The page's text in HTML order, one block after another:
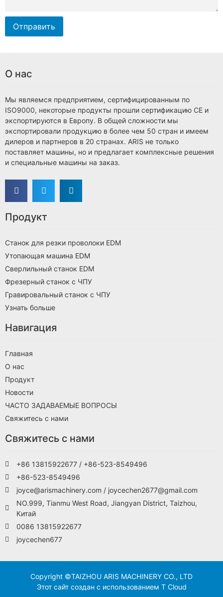
Отправить
О нас
Мы являемся предприятием, сертифицированным по
ISO9000, некоторые продукты прошли сертификацию CE и
экспортируются в Европу. В общей сложности мы
экспортировали продукцию в более чем 50 стран и имеем
дилеров и партнеров в 20 странах. ARIS не только
поставляет машины, но и предлагает комплексные решения
и специальные машины на заказ.
Продукт
Станок для резки проволоки EDM
Утопающая машина EDM
Сверлильный станок EDM
Фрезерный станок с ЧПУ
Гравировальный станок с ЧПУ
Узнать больше
Навигация
Главная
О нас
Продукт
Новости
ЧАСТО ЗАДАВАЕМЫЕ ВОПРОСЫ
Свяжитесь с нами
Свяжитесь с нами
+86 13815922677 / +86-523-8549496
+86-523-8549496
joyce@arismachinery.com / joycechen2677@gmail.com
NO.999, Tianmu West Road, Jiangyan District, Taizhou,
Китай
0086 13815922677
joycechen677
Copyright ©TAIZHOU ARIS MACHINERY CO., LTD
Этот сайт создан с использованием T Cloud